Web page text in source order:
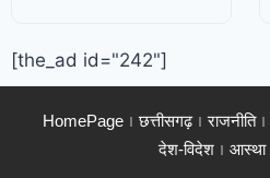
[the_ad id="242"]
HomePage छत्तीसगढ़ राजनीति
देश-विदेश
आस्था